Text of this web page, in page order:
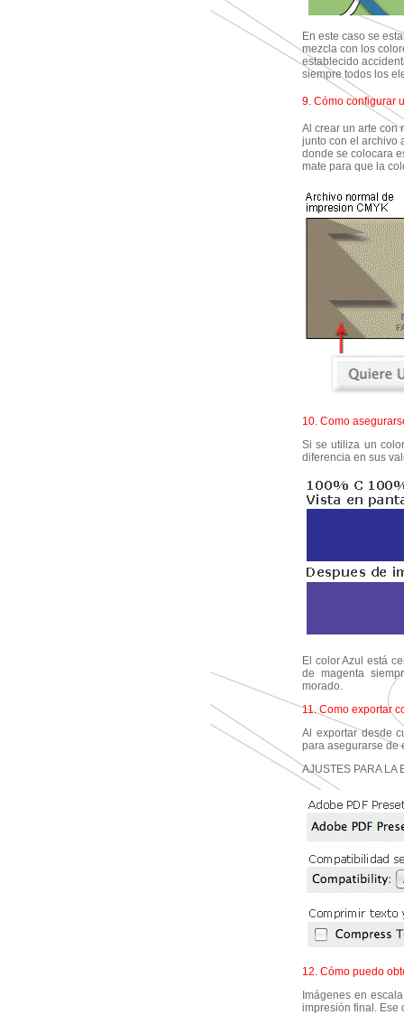
En este caso se
mezcla con los
establecido
siempre todos los
9. Cómo configurar
Al crear un arte con
junto con el archivo
donde se colocara
mate para que la
10. Como
Si se utiliza un
diferencia en sus
El color Azul está
de magenta
morado.
11. Como exportar
Al exportar desde
para asegurarse de
AJUSTES PARA LA
12. Cómo puedo
Imágenes en
impresión final. Ese